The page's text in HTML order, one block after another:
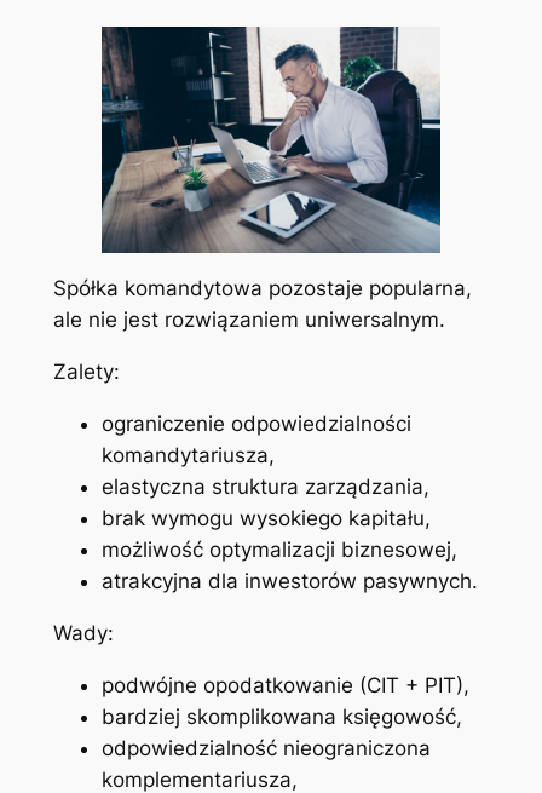
Spółka komandytowa pozostaje popularna,
ale nie jest rozwiązaniem uniwersalnym.
Zalety:
ograniczenie odpowiedzialności
komandytariusza,
elastyczna struktura zarządzania,
brak wymogu wysokiego kapitału,
możliwość optymalizacji biznesowej,
atrakcyjna dla inwestorów pasywnych.
Wady:
podwójne opodatkowanie (CIT + PIT),
bardziej skomplikowana księgowość,
odpowiedzialność nieograniczona
komplementariusza,